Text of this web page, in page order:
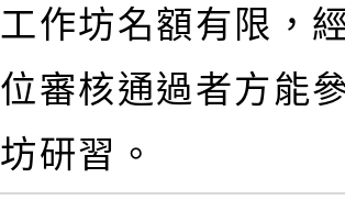
工作坊名額有限，
位審核通過者方能
坊研習。